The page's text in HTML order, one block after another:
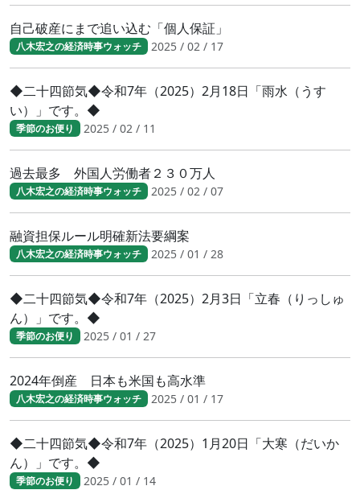
自己破産にまで追い込む「個人保証」
八木宏之の経済時事ウォッチ 2025 / 02 / 17
◆二十四節気◆令和7年（2025）2月18日「雨水（うす
い）」です。◆
季節のお便り 2025 / 02 / 11
過去最多 外国人労働者２３０万人
八木宏之の経済時事ウォッチ 2025 / 02 / 07
融資担保ルール明確新法要綱案
八木宏之の経済時事ウォッチ 2025 / 01 / 28
◆二十四節気◆令和7年（2025）2月3日「立春（りっしゅ
ん）」です。◆
季節のお便り 2025 / 01 / 27
2024年倒産 日本も米国も高水準
八木宏之の経済時事ウォッチ 2025 / 01 / 17
◆二十四節気◆令和7年（2025）1月20日「大寒（だいか
ん）」です。◆
季節のお便り 2025 / 01 / 14